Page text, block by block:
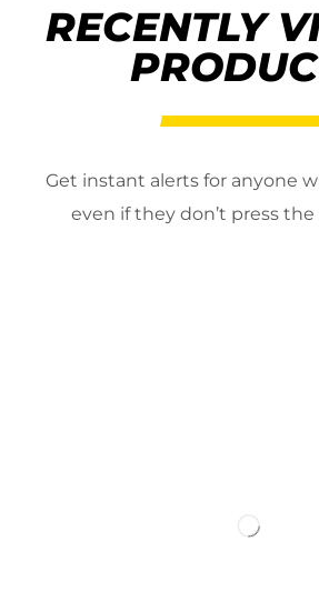
RECENTLY
Get instant alerts for anyone
even if they don’t press